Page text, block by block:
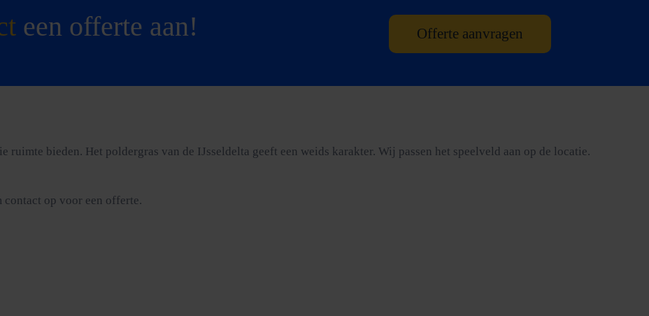
een offerte aan! Offerte aanvragen
ruimte bieden. Het poldergras van de IJsseldelta geeft een weids karakter. Wij passen het speelveld aan op de locatie.
contact op voor een offerte.